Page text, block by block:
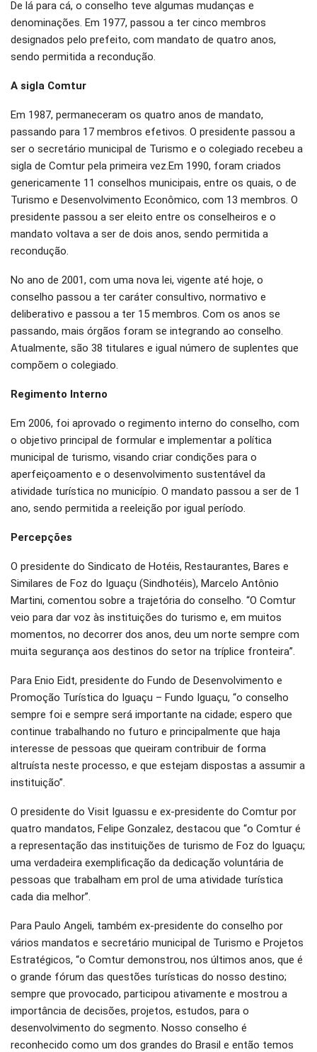
De lá para cá, o conselho teve algumas mudanças e
denominações. Em 1977, passou a ter cinco membros
designados pelo prefeito, com mandato de quatro anos,
sendo permitida a recondução.
A sigla Comtur
Em 1987, permaneceram os quatro anos de mandato,
passando para 17 membros efetivos. O presidente passou a
ser o secretário municipal de Turismo e o colegiado recebeu a
sigla de Comtur pela primeira vez.Em 1990, foram criados
genericamente 11 conselhos municipais, entre os quais, o de
Turismo e Desenvolvimento Econômico, com 13 membros. O
presidente passou a ser eleito entre os conselheiros e o
mandato voltava a ser de dois anos, sendo permitida a
recondução.
No ano de 2001, com uma nova lei, vigente até hoje, o
conselho passou a ter caráter consultivo, normativo e
deliberativo e passou a ter 15 membros. Com os anos se
passando, mais órgãos foram se integrando ao conselho.
Atualmente, são 38 titulares e igual número de suplentes que
compõem o colegiado.
Regimento Interno
Em 2006, foi aprovado o regimento interno do conselho, com
o objetivo principal de formular e implementar a política
municipal de turismo, visando criar condições para o
aperfeiçoamento e o desenvolvimento sustentável da
atividade turística no município. O mandato passou a ser de 1
ano, sendo permitida a reeleição por igual período.
Percepções
O presidente do Sindicato de Hotéis, Restaurantes, Bares e
Similares de Foz do Iguaçu (Sindhotéis), Marcelo Antônio
Martini, comentou sobre a trajetória do conselho. “O Comtur
veio para dar voz às instituições do turismo e, em muitos
momentos, no decorrer dos anos, deu um norte sempre com
muita segurança aos destinos do setor na tríplice fronteira”.
Para Enio Eidt, presidente do Fundo de Desenvolvimento e
Promoção Turística do Iguaçu – Fundo Iguaçu, “o conselho
sempre foi e sempre será importante na cidade; espero que
continue trabalhando no futuro e principalmente que haja
interesse de pessoas que queiram contribuir de forma
altruísta neste processo, e que estejam dispostas a assumir a
instituição”.
O presidente do Visit Iguassu e ex-presidente do Comtur por
quatro mandatos, Felipe Gonzalez, destacou que “o Comtur é
a representação das instituições de turismo de Foz do Iguaçu;
uma verdadeira exemplificação da dedicação voluntária de
pessoas que trabalham em prol de uma atividade turística
cada dia melhor”.
Para Paulo Angeli, também ex-presidente do conselho por
vários mandatos e secretário municipal de Turismo e Projetos
Estratégicos, “o Comtur demonstrou, nos últimos anos, que é
o grande fórum das questões turísticas do nosso destino;
sempre que provocado, participou ativamente e mostrou a
importância de decisões, projetos, estudos, para o
desenvolvimento do segmento. Nosso conselho é
reconhecido como um dos grandes do Brasil e então temos